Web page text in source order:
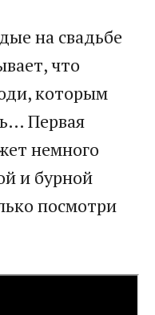
на свадьбе
что
которым
Первая
немного
и бурной
посмотри